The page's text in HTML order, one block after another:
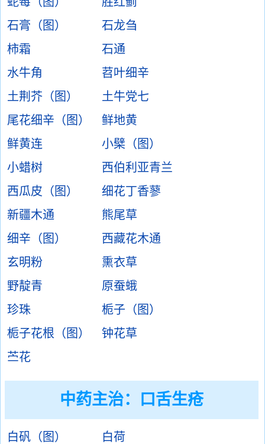
石膏（图）
石龙刍
柿霜
石通
水牛角
苕叶细辛
土荆芥（图）
土牛党七
尾花细辛（图）
鲜地黄
鲜黄连
小檗（图）
小蜡树
西伯利亚青兰
西瓜皮（图）
细花丁香蓼
新疆木通
熊尾草
细辛（图）
西藏花木通
玄明粉
熏衣草
野靛青
原蚕蛾
珍珠
栀子（图）
栀子花根（图）
钟花草
苎花
中药主治： 口舌生疮
白矾（图）
白荷